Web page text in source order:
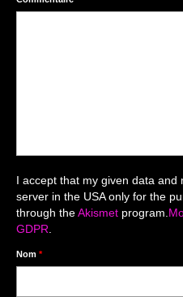
Reportages /
Galeries Privées
séance du 25.04.26
I accept that my given data and
server in the USA only for the
through theAkismet program.
GDPR.
Nom *